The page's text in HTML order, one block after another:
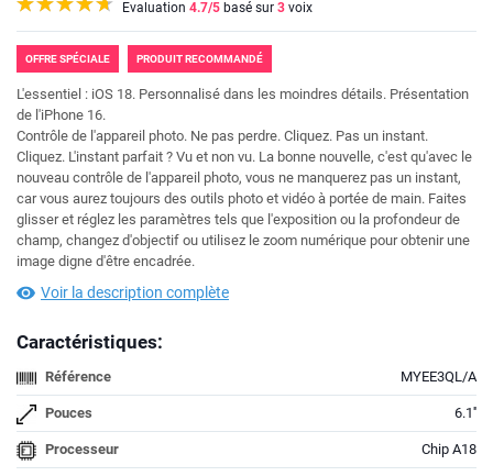
Evaluation 4.7/5 basé sur 3 voix
OFFRE SPÉCIALE PRODUIT RECOMMANDÉ
L'essentiel : iOS 18. Personnalisé dans les moindres détails. Présentation
de l'iPhone 16.
Contrôle de l'appareil photo. Ne pas perdre. Cliquez. Pas un instant.
Cliquez. L'instant parfait ? Vu et non vu. La bonne nouvelle, c'est qu'avec le
nouveau contrôle de l'appareil photo, vous ne manquerez pas un instant,
car vous aurez toujours des outils photo et vidéo à portée de main. Faites
glisser et réglez les paramètres tels que l'exposition ou la profondeur de
champ, changez d'objectif ou utilisez le zoom numérique pour obtenir une
image digne d'être encadrée.
Voir la description complète
Caractéristiques:
Référence MYEE3QL/A
Pouces 6.1''
Processeur Chip A18